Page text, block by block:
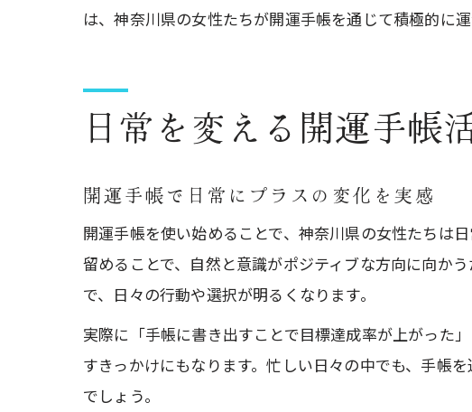
は、神奈川県の女性たちが開運手帳を通じて積極的に
日常を変える開運手帳
開運手帳で日常にプラスの変化を実感
開運手帳を使い始めることで、神奈川県の女性たちは
留めることで、自然と意識がポジティブな方向に向か
で、日々の行動や選択が明るくなります。
実際に「手帳に書き出すことで目標達成率が上がった
すきっかけにもなります。忙しい日々の中でも、手帳
でしょう。